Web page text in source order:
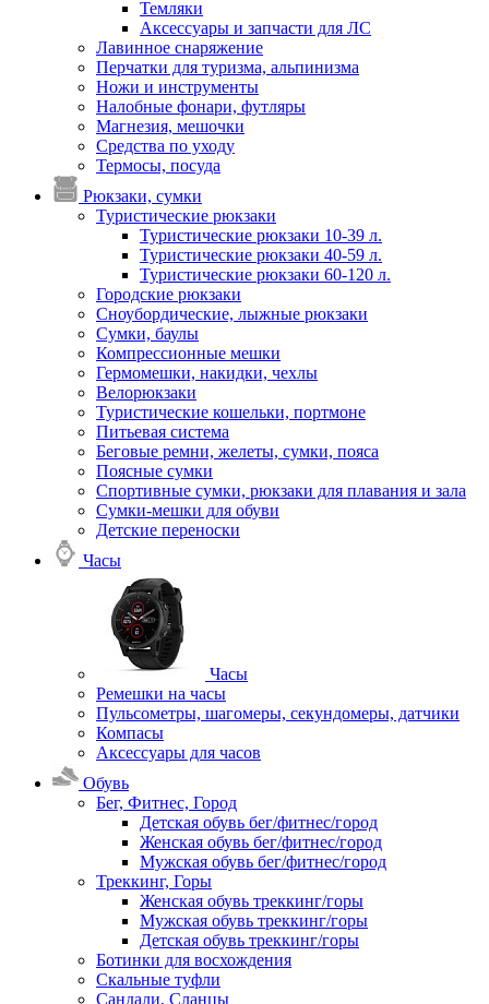
Темляки
Аксессуары и запчасти для ЛС
Лавинное снаряжение
Перчатки для туризма, альпинизма
Ножи и инструменты
Налобные фонари, футляры
Магнезия, мешочки
Средства по уходу
Термосы, посуда
Рюкзаки, сумки
Туристические рюкзаки
Туристические рюкзаки 10-39 л.
Туристические рюкзаки 40-59 л.
Туристические рюкзаки 60-120 л.
Городские рюкзаки
Сноубордические, лыжные рюкзаки
Сумки, баулы
Компрессионные мешки
Гермомешки, накидки, чехлы
Велорюкзаки
Туристические кошельки, портмоне
Питьевая система
Беговые ремни, желеты, сумки, пояса
Поясные сумки
Спортивные сумки, рюкзаки для плавания и зала
Сумки-мешки для обуви
Детские переноски
Часы
Часы
Ремешки на часы
Пульсометры, шагомеры, секундомеры, датчики
Компасы
Аксессуары для часов
Обувь
Бег, Фитнес, Город
Детская обувь бег/фитнес/город
Женская обувь бег/фитнес/город
Мужская обувь бег/фитнес/город
Треккинг, Горы
Женская обувь треккинг/горы
Мужская обувь треккинг/горы
Детская обувь треккинг/горы
Ботинки для восхождения
Скальные туфли
Сандали, Сланцы